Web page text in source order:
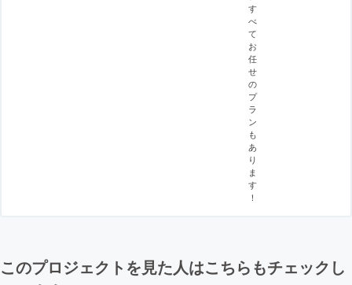
す
べ
て
お
任
せ
の
プ
ラ
ン
も
あ
り
ま
す
！
このプロジェクトを見た人はこちらもチェックし